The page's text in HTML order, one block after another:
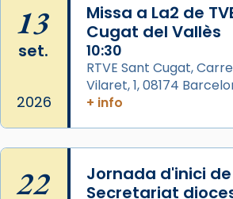
L’arquebisbe de Barcelona, el
Josep Omella, ha presidit la
concelebrat el bisbe auxiliar
Mons. David Abadías.
📸 Dr. G. Simón
13
set.
2026
Missa a La2 de
Cugat del Vallès
10:30
RTVE Sant Cugat,
Vilaret, 1, 08174
+ info
22
Jornada d'inici
Secretariat